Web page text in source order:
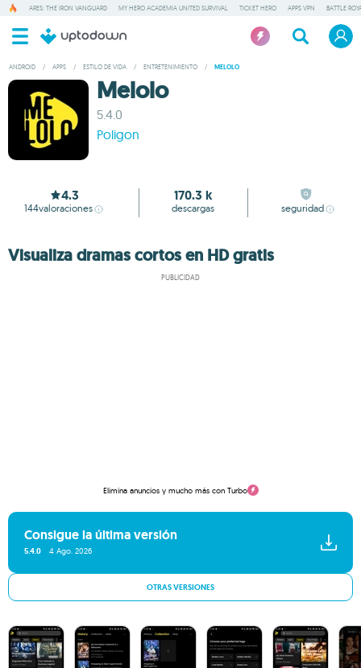
ARES: THE IRON VANGUARD MY HERO ACADEMIA UNITED SURVIVAL TICKET HERO APPS VPN BATTLE
ANDROID / APPS / ESTILO DE VIDA / ENTRETENIMIENTO / MELOLO
Melolo
5.4.0
Poligon
4.3
144valoraciones
170.3 k
descargas seguridad
Visualiza dramas cortos en HD gratis
PUBLICIDAD
Elimina anuncios y mucho más con Turbo
Consigue la última versión
5.4.0 4 Ago. 2026
OTRAS VERSIONES